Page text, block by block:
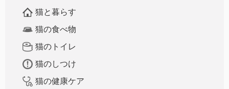
猫と暮らす
猫の食べ物
猫のトイレ
猫のしつけ
猫の健康ケア